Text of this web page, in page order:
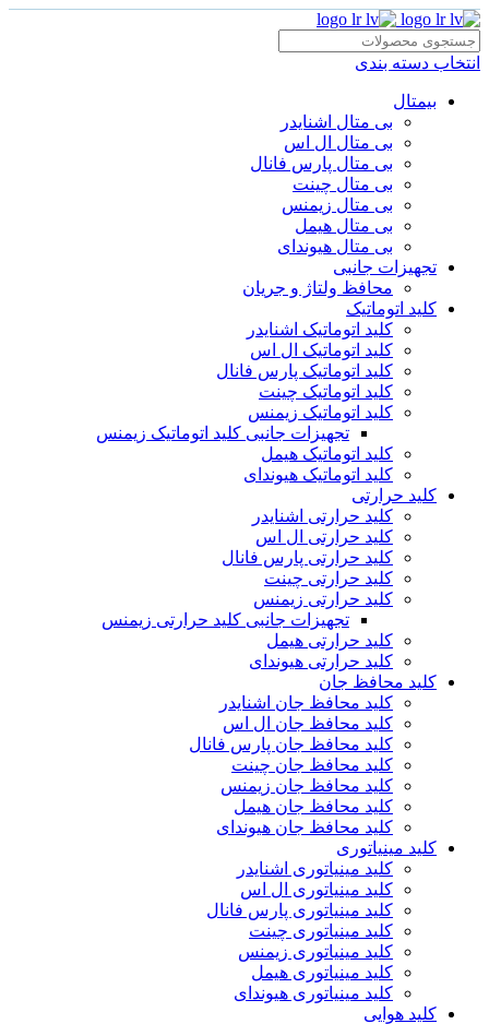
انتخاب دسته بندی
بیمتال
بی متال اشنایدر
بی متال ال اس
بی متال پارس فانال
بی متال چینت
بی متال زیمنس
بی متال هیمل
بی متال هیوندای
تجهیزات جانبی
محافظ ولتاژ و‌ جریان
کلید اتوماتیک
کلید اتوماتیک اشنایدر
کلید اتوماتیک ال اس
کلید اتوماتیک پارس فانال
کلید اتوماتیک چینت
کلید اتوماتیک زیمنس
تجهیزات جانبی کلید اتوماتیک زیمنس
کلید اتوماتیک هیمل
کلید اتوماتیک هیوندای
کلید حرارتی
کلید حرارتی اشنایدر
کلید حرارتی ال اس
کلید حرارتی پارس فانال
کلید حرارتی چینت
کلید حرارتی زیمنس
تجهیزات جانبی کلید حرارتی زیمنس
کلید حرارتی هیمل
کلید حرارتی هیوندای
کلید محافظ جان
کلید محافظ جان اشنایدر
کلید محافظ جان ال اس
کلید محافظ جان پارس فانال
کلید محافظ جان چینت
کلید محافظ جان زیمنس
کلید محافظ جان هیمل
کلید محافظ جان هیوندای
کلید مینیاتوری
کلید مینیاتوری اشنایدر
کلید مینیاتوری ال اس
کلید مینیاتوری پارس فانال
کلید مینیاتوری چینت
کلید مینیاتوری زیمنس
کلید مینیاتوری هیمل
کلید مینیاتوری هیوندای
کلید هوایی